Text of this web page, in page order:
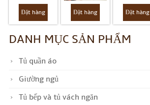
Đặt hàng Đặt hàng Đặt hàng
DANH MỤC SẢN PHẨM
Tủ quần áo
Giường ngủ
Tủ bếp và tủ vách ngăn